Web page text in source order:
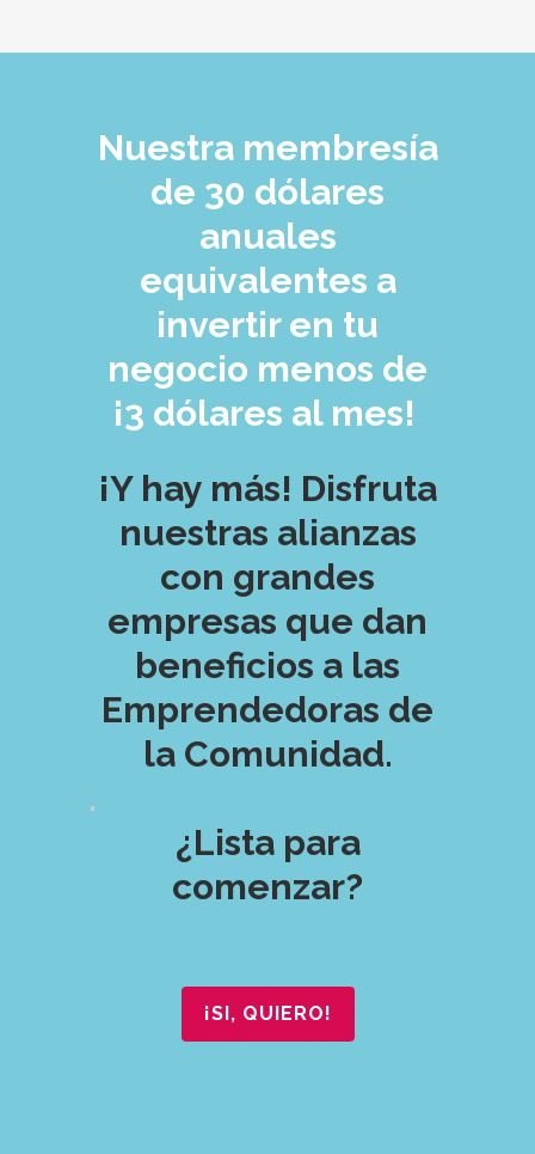
Nuestra membresía
de 30 dólares
anuales
equivalentes a
invertir en tu
negocio menos de
¡3 dólares al mes!
¡Y hay más! Disfruta
nuestras alianzas
con grandes
empresas que dan
beneficios a las
Emprendedoras de
la Comunidad.
.
¿Lista para
comenzar?
¡SI, QUIERO!